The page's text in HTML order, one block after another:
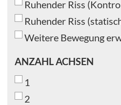
Ruhender Riss
Ruhender Riss
Weitere Bewegung
ANZAHL
ACHSEN
ANZAHL ACHSEN
1
2